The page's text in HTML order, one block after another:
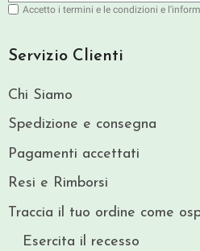
Accetto i termini e le condizioni e
Servizio Clienti
Chi Siamo
Spedizione e consegna
Pagamenti accettati
Resi e Rimborsi
Traccia il tuo ordine come
Esercita il recesso